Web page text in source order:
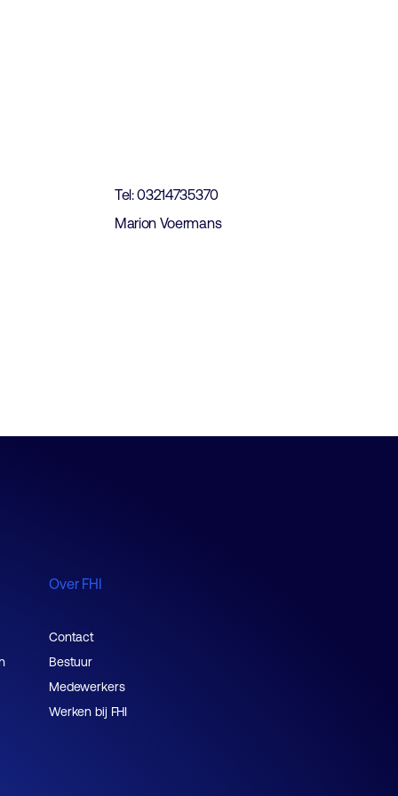
Tel: 03214735370
Marion Voermans
Over FHI
Contact
Bestuur
Medewerkers
Werken bij FHI